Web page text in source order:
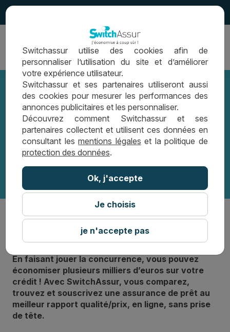
Ouvrir
navigation
SwitchAssur : qui sommes-nous ?
SWITCHASSUR : QUI SOMMES-NOUS ?
Vous avez pris le temps de négocier votre crédit
immobilier et le taux d’intérêt… Mais avez-vous
En faisant jouer la concurrence, vous pouvez
économiser plusieurs milliers d’euros sur votre
crédit ! Avec SwitchAssur, vous comparez,
trouvez et souscrivez une assurance de prêt au
meilleur rapport qualité/prix, en ligne, sans prise
de tête.
Switchassur utilise des cookies afin de
personnaliser l’utilisation du site et d’améliorer
votre expérience utilisateur.
Switchassur et ses partenaires utiliseront aussi
des cookies pour mesurer les performances des
annonces publicitaires et les personnaliser.
Découvrez comment Switchassur et ses
partenaires collectent et utilisent ces données en
consultant lesmentions légales et la politique de
protection des données.
Ok, j'accepte
Je choisis
je n'accepte pas